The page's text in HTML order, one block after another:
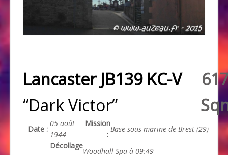
Lancaster JB139 KC-V
“Dark Victor”
Date :
05 août
1944
Mission
:
Base sous-marine de Brest (29)
Décollage
Woodhall Spa à 09:49